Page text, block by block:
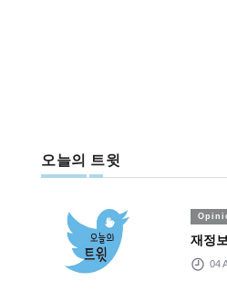
오늘의 트윗
재정
04